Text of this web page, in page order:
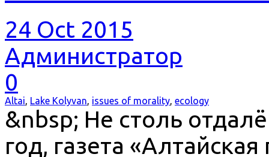
24 Oct 2015
Администратор
0
Altai, Lake Kolyvan, issues of morality, ecology
&nbsp; Не столь
год, газета